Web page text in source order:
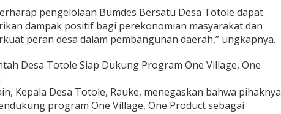
b
a
n
pengelolaan Bumdes Bersatu Desa Totole dapat
dampak positif bagi perekonomian masyarakat dan
peran desa dalam pembangunan daerah,” ungkapnya.
Desa Totole Siap Dukung Program One Village, One
Kepala Desa Totole, Rauke, menegaskan bahwa pihaknya
program One Village, One Product sebagai